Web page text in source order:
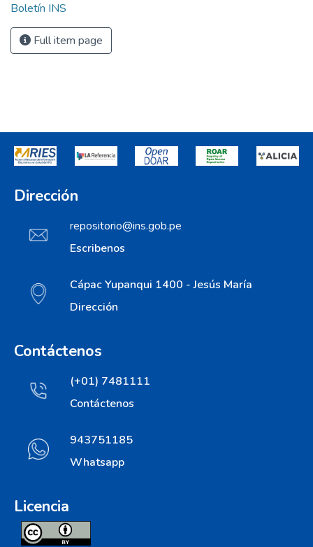
Boletín INS
Full item page
Dirección
repositorio@ins.gob.pe
Escribenos
Cápac Yupanqui 1400 - Jesús María
Dirección
Contáctenos
(+01) 7481111
Contáctenos
943751185
Whatsapp
Licencia